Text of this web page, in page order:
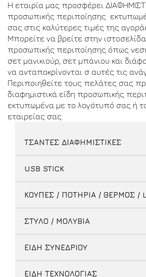
Η εταιρία μας προσφέρει
προσωπικής περιποίησης
σας στις καλύτερες τιμές της
Μπορείτε να βρείτε στην
προσωπικής περιποίησης όπως
σετ μανικιούρ, σετ μπάνιου και
να ανταποκρίνονται σ αυτές τις
Περιποιηθείτε τους πελάτες σας
διαφημιστικά είδη προσωπικής
εκτυπωμένα με το λογότυπό σας ή
εταιρείας σας.
ΤΣΑΝΤΕΣ ΔΙΑΦΗΜΙΣΤΙΚΕΣ
USB STICK
ΚΟΥΠΕΣ / ΠΟΤΗΡΙΑ / ΘΕΡΜΟΣ /
ΣΤΥΛΟ / ΜΟΛΥΒΙΑ
ΕΙΔΗ ΣΥΝΕΔΡΙΟΥ
ΕΙΔΗ ΤΕΧΝΟΛΟΓΙΑΣ